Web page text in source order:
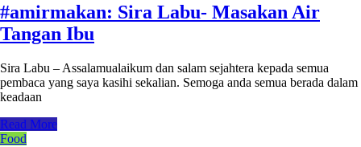
#amirmakan: Sira Labu- Masakan Air
Tangan Ibu
Sira Labu – Assalamualaikum dan salam sejahtera kepada semua
pembaca yang saya kasihi sekalian. Semoga anda semua berada dalam
keadaan
Read More
Food